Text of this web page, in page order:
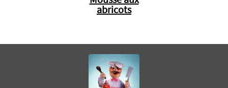
abricots